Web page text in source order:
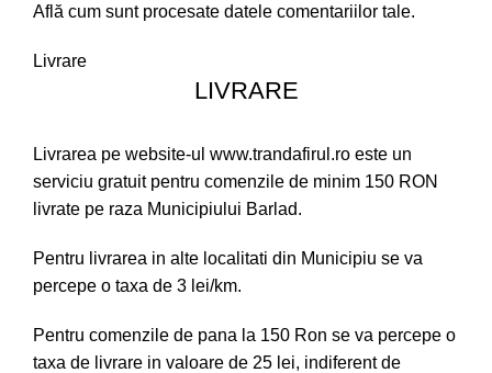
Află cum sunt procesate datele comentariilor tale.
Livrare
LIVRARE
Livrarea pe website-ul www.trandafirul.ro este un
serviciu gratuit pentru comenzile de minim 150 RON
livrate pe raza Municipiului Barlad.
Pentru livrarea in alte localitati din Municipiu se va
percepe o taxa de 3 lei/km.
Pentru comenzile de pana la 150 Ron se va percepe o
taxa de livrare in valoare de 25 lei, indiferent de